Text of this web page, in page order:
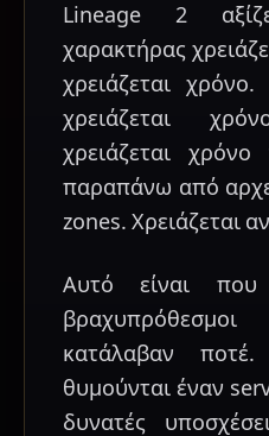
Lineage 2
χαρακτήρας
χρειάζεται
χρειάζεται
χρειάζεται
παραπάνω από
zones. Χρειάζεται
Αυτό είναι που
κατάλαβαν
θυμούνται έναν
δυνατές